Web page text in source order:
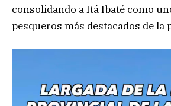
consolidando a Itá Ibaté como
pesqueros más destacados de la